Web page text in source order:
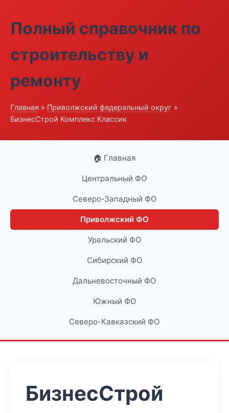
Полный справочник по
строительству и
ремонту
Главная » Приволжский федеральный округ »
БизнесСтрой Комплекс Классик
🏠 Главная
Центральный ФО
Северо-Западный ФО
Приволжский ФО
Уральский ФО
Сибирский ФО
Дальневосточный ФО
Южный ФО
Северо-Кавказский ФО
БизнесСтрой